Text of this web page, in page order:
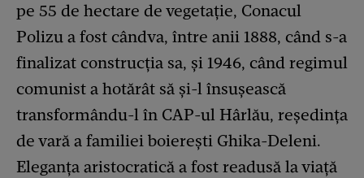
pe 55 de hectare de vegetație, Conacul
Polizu a fost cândva, între anii 1888, când s-a
finalizat construcția sa, și 1946, când regimul
comunist a hotărât să și-l însușească
transformându-l în CAP-ul Hârlău, reședința
de vară a familiei boierești Ghika-Deleni.
Eleganța aristocratică a fost readusă la viață